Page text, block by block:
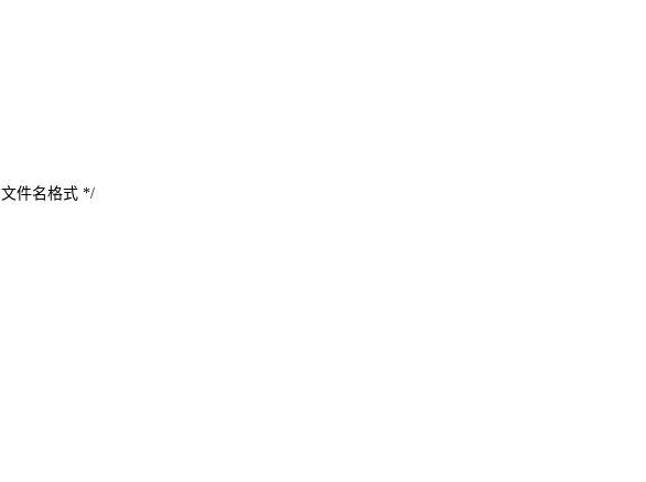
件名格式 */